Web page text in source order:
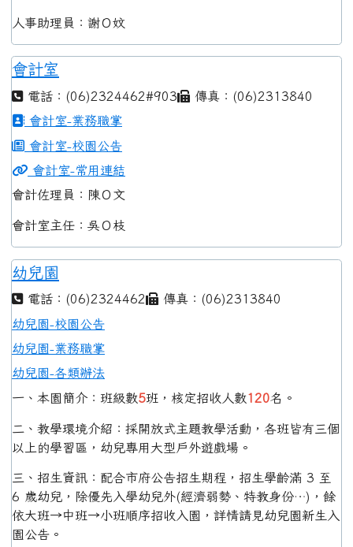
人事助理員：謝Ｏ妏
會計室
電話：(06)2324462#903
傳真：(06)2313840
會計室-業務職掌
會計室-校園公告
會計室-常用連結
會計佐理員：陳Ｏ文
會計室主任：吳Ｏ枝
幼兒園
電話：(06)2324462
傳真：(06)2313840
幼兒園-校園公告
幼兒園-業務職掌
幼兒園-各類辦法
一、本園簡介：班級數5班，核定招收人數120名。
二、教學環境介紹：採開放式主題教學活動，各班皆有三個
以上的學習區，幼兒專用大型戶外遊戲場。
三、招生資訊：配合市府公告招生期程，招生學齡滿 3 至
6 歲幼兒，除優先入學幼兒外(經濟弱勢、特教身份…)，餘
依大班→中班→小班順序招收入園，詳情請見幼兒園新生入
園公告。